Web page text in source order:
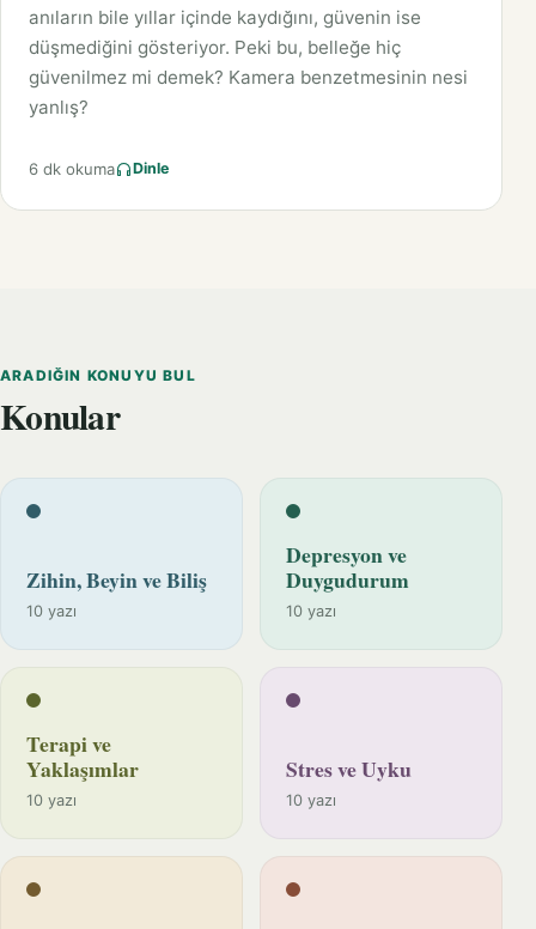
anıların bile yıllar içinde kaydığını, güvenin ise
düşmediğini gösteriyor. Peki bu, belleğe hiç
güvenilmez mi demek? Kamera benzetmesinin nesi
yanlış?
6 dk okuma Dinle
ARADIĞIN KONUYU BUL
Konular
Zihin, Beyin ve Biliş
10 yazı
Depresyon ve
Duygudurum
10 yazı
Terapi ve
Yaklaşımlar
10 yazı
Stres ve Uyku
10 yazı